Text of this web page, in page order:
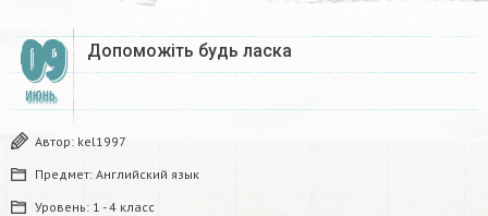
09
ИЮНЬ
Допоможіть будь ласка​
Автор: kel1997
Предмет: Английский язык
Уровень: 1 - 4 класс